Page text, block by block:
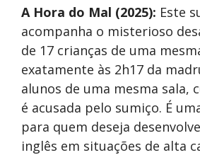
A Hora do Mal (2025): Este
acompanha o misterioso
de 17 crianças de uma
exatamente às 2h17 da
alunos de uma mesma sala,
é acusada pelo sumiço. É
para quem deseja
inglês em situações de alta